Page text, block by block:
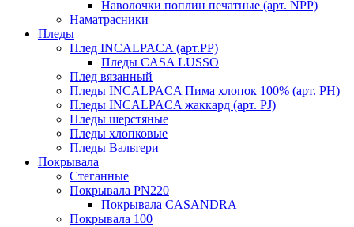
Наволочки поплин печатные (арт. NPP)
Наматрасники
Пледы
Плед INCALPACA (арт.PP)
Пледы CASA LUSSO
Плед вязанный
Пледы INCALPACA Пима хлопок 100% (арт. PH)
Пледы INCALPACA жаккард (арт. PJ)
Пледы шерстяные
Пледы хлопковые
Пледы Вальтери
Покрывала
Стеганные
Покрывала PN220
Покрывала CASANDRA
Покрывала 100